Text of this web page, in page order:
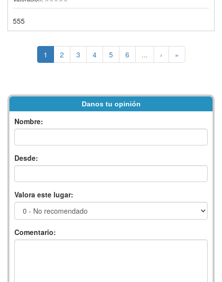
555
1 2 3 4 5 6 ... › »
Danos tu opinión
Nombre:
Desde:
Valora este lugar:
Comentario: